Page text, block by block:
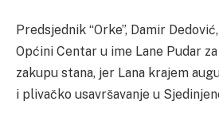
Predsjednik “Orke”, Damir
Općini Centar u ime Lane Pudar
zakupu stana, jer Lana krajem
i plivačko usavršavanje u